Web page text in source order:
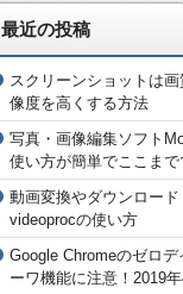
最近の投稿
スクリーンショットは
像度を高くする方法
写真・画像編集ソフト
使い方が簡単でここまで
動画変換やダウンロー
videoprocの使い方
Google Chromeのゼロ
ーワ機能に注意！2019